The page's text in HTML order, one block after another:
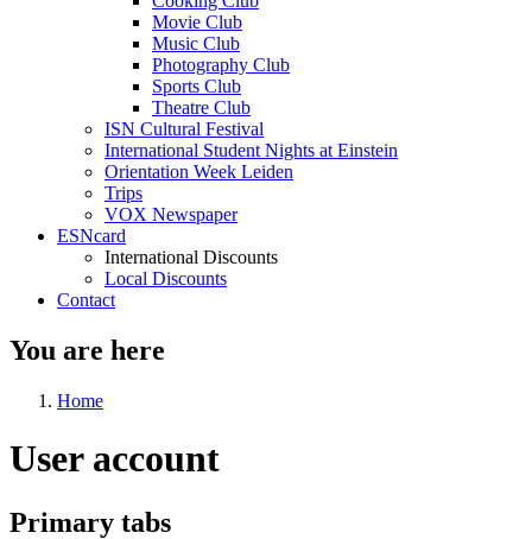
Movie Club
Music Club
Photography Club
Sports Club
Theatre Club
ISN Cultural Festival
International Student Nights at Einstein
Orientation Week Leiden
Trips
VOX Newspaper
ESNcard
International Discounts
Local Discounts
Contact
You are here
Home
User account
Primary tabs